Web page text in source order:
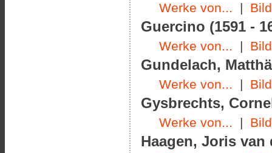
Werke von... |
Guercino (1591 -
Werke von... |
Gundelach,
Werke von... |
Gysbrechts,
Werke von... |
Haagen, Joris van